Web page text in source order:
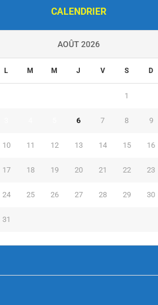
CALENDRIER
AOÛT 2026
L M M J V S D
1
6 7 8 9
10 11 12 13 14 15 16
17 18 19 20 21 22 23
24 25 26 27 28 29 30
31